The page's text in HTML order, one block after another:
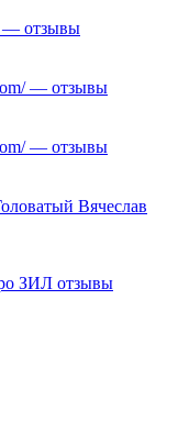
— отзывы
— отзывы
— отзывы
Вячеслав
ЗИЛ отзывы